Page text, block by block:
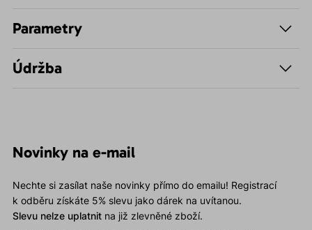
Parametry
Údržba
Novinky na e-mail
Nechte si zasílat naše novinky přímo do emailu! Registrací
k odběru získáte 5% slevu jako dárek na uvítanou.
Slevu nelze uplatnitna již zlevněné zboží.